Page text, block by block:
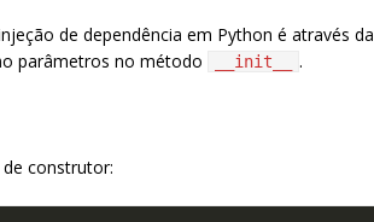
de dependência em Python é através da
parâmetros no método
__init__ .
construtor: